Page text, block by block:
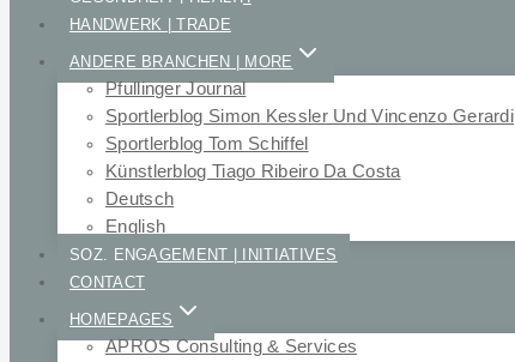
HANDWERK | TRADE
ANDERE BRANCHEN | MORE
Pfullinger Journal
Sportlerblog Simon Kessler Und Vincenzo Gerardi
Sportlerblog Tom Schiffel
Künstlerblog Tiago Ribeiro Da Costa
Deutsch
English
SOZ. ENGAGEMENT | INITIATIVES
CONTACT
HOMEPAGES
APROS Consulting & Services